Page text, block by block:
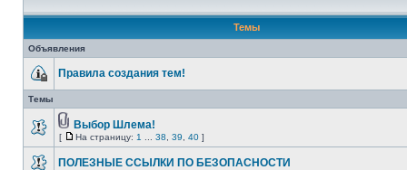
Темы
Объявления
Правила создания тем!
Темы
Выбор Шлема!
[ На страницу: 1 38 39 40 ]
ПОЛЕЗНЫЕ ССЫЛКИ ПО БЕЗОПАСНОСТИ